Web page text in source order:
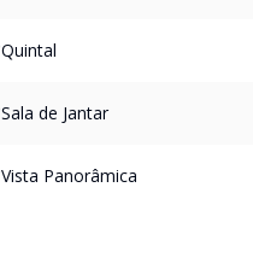
Quintal
Sala de Jantar
Vista Panorâmica